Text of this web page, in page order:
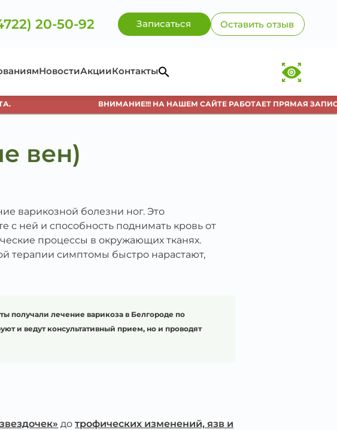
20-50-92 Записаться Оставить отзыв
НовостиАкцииКонтакты
ВНИМАНИЕ!!! НА НАШЕМ САЙТЕ РАБОТАЕТ ПРЯМАЯ ЗАПИСЬ К
вен)
варикозной болезни ног. Это
с ней и способность поднимать кровь от
процессы в окружающих тканях.
терапии симптомы быстро нарастают,
получали лечение варикоза в Белгороде по
и ведут консультативный прием, но и проводят
дотрофических изменений, язв и